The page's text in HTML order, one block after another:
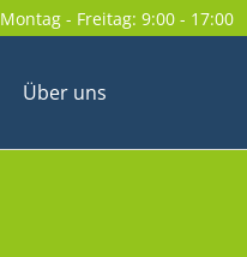
Montag - Freitag: 9:00 - 17:00
Über uns